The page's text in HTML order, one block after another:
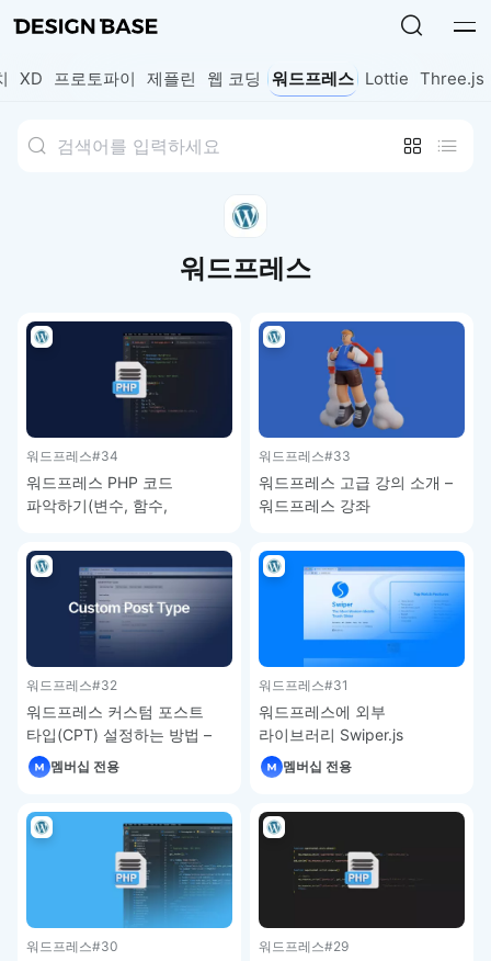
XD 프로토파이 제플린 웹 코딩 워드프레스 Lottie Three.js
워드프레스
워드프레스#34
워드프레스 PHP 코드
파악하기(변수, 함수,
워드프레스#33
워드프레스 고급 강의 소개 –
워드프레스 강좌
워드프레스#32
워드프레스 커스텀 포스트
타입(CPT) 설정하는 방법 –
워드프레스 강좌
멤버십 전용
워드프레스#31
워드프레스에 외부
라이브러리 Swiper.js
추가하는 방법 – 워드프레스
강좌
멤버십 전용
워드프레스#30 워드프레스#29